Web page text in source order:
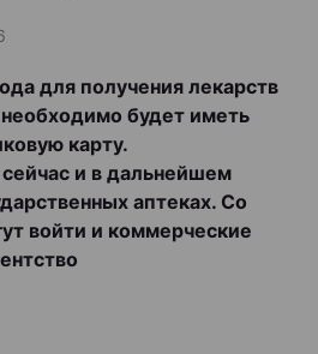
для получения лекарств
будет иметь
карту.
и в дальнейшем
аптеках. Со
войти и коммерческие